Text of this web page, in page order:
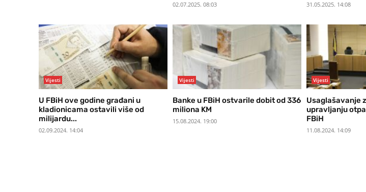
02.07.2025. 08:03 31.05.2025. 14:08
Vijesti
U FBiH ove godine građani u
kladionicama ostavili više od
milijardu...
02.09.2024. 14:04
Vijesti
Banke u FBiH ostvarile dobit od 336
miliona KM
15.08.2024. 19:00
Vijesti
Usaglašavanje
upravljanju
FBiH
11.08.2024. 14:09